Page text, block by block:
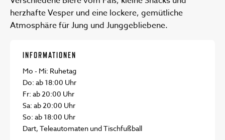
herzhafte Vesper und eine lockere, gemütliche
Atmosphäre für Jung und Junggebliebene.
INFORMATIONEN
Mo - Mi: Ruhetag
Do: ab 18:00 Uhr
Fr: ab 20:00 Uhr
Sa: ab 20:00 Uhr
So: ab 18:00 Uhr
Dart, Teleautomaten und Tischfußball